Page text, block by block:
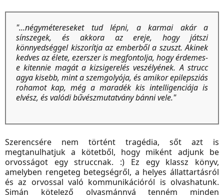
"...négymétereseket tud lépni, a karmai akár a
sínszegek, és akkora az ereje, hogy játszi
könnyedséggel kiszorítja az emberből a szuszt. Akinek
kedves az élete, ezerszer is megfontolja, hogy érdemes-
e kitennie magát a kizsigerelés veszélyének. A strucc
agya kisebb, mint a szemgolyója, és amikor epilepsziás
rohamot kap, még a maradék kis intelligenciája is
elvész, és valódi bűvészmutatvány bánni vele."
Szerencsére nem történt tragédia, sőt azt is
megtanulhatjuk a kötetből, hogy miként adjunk be
orvosságot egy struccnak. :) Ez egy klassz könyv,
amelyben rengeteg betegségről, a helyes állattartásról
és az orvossal való kommunikációról is olvashatunk.
Simán kötelező olvasmánnyá tenném minden